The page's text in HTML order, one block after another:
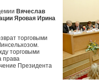
Вячеслав
Яровая Ирина
торговыми
торговыми
права
Президента